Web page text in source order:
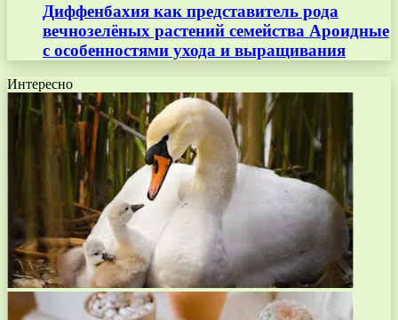
Диффенбахия как представитель рода
вечнозелёных растений семейства Ароидные
с особенностями ухода и выращивания
Интересно